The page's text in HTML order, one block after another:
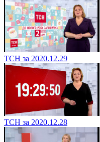
ТСН за 2020.12.29
ТСН за 2020.12.28